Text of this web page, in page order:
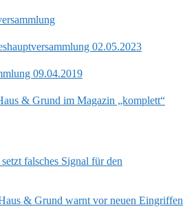
02.05.2023
09.04.2019
& Grund im Magazin „komplett“
falsches Signal für den
& Grund warnt vor neuen Eingriffen